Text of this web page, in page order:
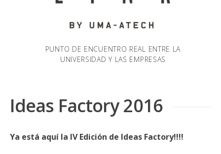
PUNTO DE ENCUENTRO REAL ENTRE LA
UNIVERSIDAD Y LAS EMPRESAS
Ideas Factory 2016
Ya está aquí la IV Edición de Ideas Factory!!!!